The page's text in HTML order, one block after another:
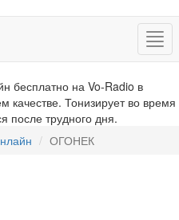
бесплатно на Vo-Radio в
Тонизирует во время
после трудного дня.
ОГОНЕК